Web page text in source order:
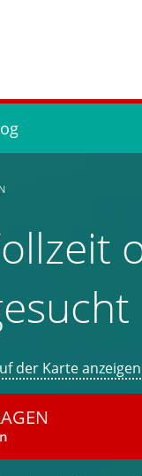
der Karte anzeigen